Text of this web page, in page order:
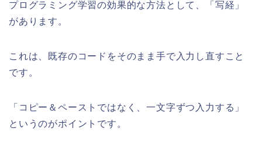
プログラミング学習の効果的な方法として、「写経」
があります。
これは、既存のコードをそのまま手で入力し直すこと
です。
「コピー＆ペーストではなく、一文字ずつ入力する」
というのがポイントです。